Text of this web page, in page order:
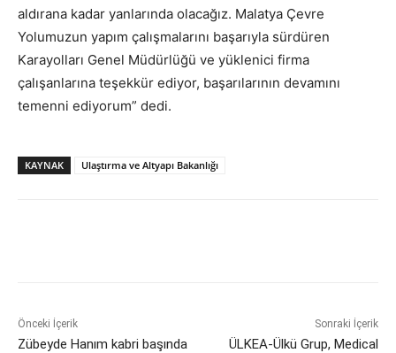
aldırana kadar yanlarında olacağız. Malatya Çevre
Yolumuzun yapım çalışmalarını başarıyla sürdüren
Karayolları Genel Müdürlüğü ve yüklenici firma
çalışanlarına teşekkür ediyor, başarılarının devamını
temenni ediyorum” dedi.
KAYNAK Ulaştırma ve Altyapı Bakanlığı
Önceki İçerik
Zübeyde Hanım kabri başında
Sonraki İçerik
ÜLKEA-Ülkü Grup, Medical